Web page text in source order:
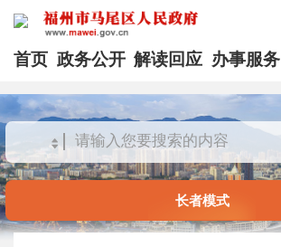
首页 政务公开 解读回应 办事服务
长者模式